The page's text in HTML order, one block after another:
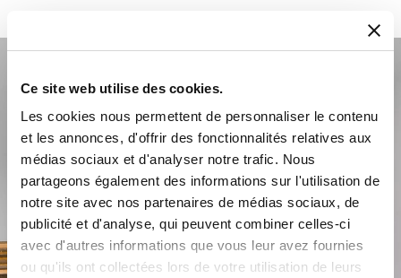
Ce site web utilise des cookies.
Les cookies nous permettent de personnaliser le contenu
et les annonces, d'offrir des fonctionnalités relatives aux
médias sociaux et d'analyser notre trafic. Nous
partageons également des informations sur l'utilisation de
notre site avec nos partenaires de médias sociaux, de
publicité et d'analyse, qui peuvent combiner celles-ci
avec d'autres informations que vous leur avez fournies
ou qu'ils ont collectées lors de votre utilisation de leurs